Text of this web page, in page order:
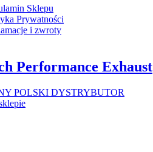
Sklepu
Prywatności
i zwroty
Performance Exhaust
POLSKI DYSTRYBUTOR